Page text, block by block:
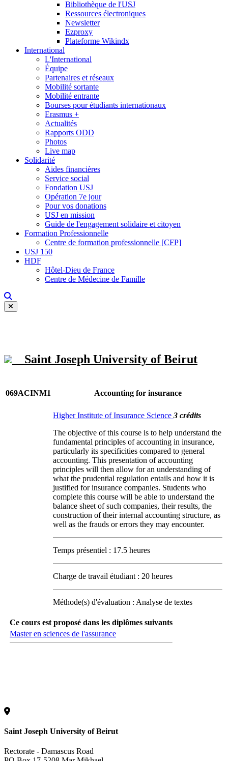
Bibliothèque de l'USJ
Ressources électroniques
Newsletter
Ezproxy
Plateforme Wikindx
International
L'International
Équipe
Partenaires et réseaux
Mobilité sortante
Mobilité entrante
Bourses pour étudiants internationaux
Erasmus +
Actualités
Rapports ODD
Photos
Live map
Solidarité
Aides financières
Service social
Fondation USJ
Opération 7e jour
Pour vos donations
USJ en mission
Guide de l'engagement solidaire et citoyen
Formation Professionnelle
Centre de formation professionnelle [CFP]
USJ 150
HDF
Hôtel-Dieu de France
Centre de Médecine de Famille
Saint Joseph University of Beirut
069ACINM1 Accounting for insurance
Higher Institute of Insurance Science 3 crédits
The objective of this course is to help understand the
fundamental principles of accounting in insurance,
particularly its specificities compared to general
accounting. This presentation of accounting
principles will then allow for an understanding of
what the prudential regulation entails and how it is
justified for insurance companies. Students who
complete this course will be able to understand the
balance sheet of such companies, their results, the
construction of their internal accounting structure, as
well as the frauds or errors they may encounter.
Temps présentiel : 17.5 heures
Charge de travail étudiant : 20 heures
Méthode(s) d'évaluation : Analyse de textes
Ce cours est proposé dans les diplômes suivants
Master en sciences de l'assurance
Saint Joseph University of Beirut
Rectorate - Damascus Road